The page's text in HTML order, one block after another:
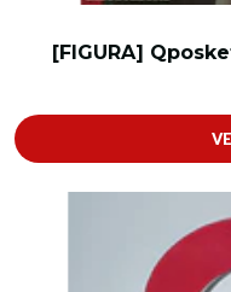
[FIGURA]